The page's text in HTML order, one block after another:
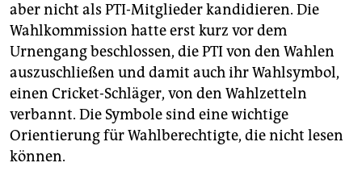
aber nicht als PTI-Mitglieder kandidieren. Die
Wahlkommission hatte erst kurz vor dem
Urnengang beschlossen, die PTI von den Wahlen
auszuschließen und damit auch ihr Wahlsymbol,
einen Cricket-Schläger, von den Wahlzetteln
verbannt. Die Symbole sind eine wichtige
Orientierung für Wahlberechtigte, die nicht lesen
können.